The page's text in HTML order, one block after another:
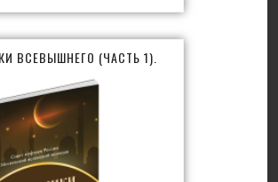
ВСЕВЫШНЕГО (ЧАСТЬ 1).